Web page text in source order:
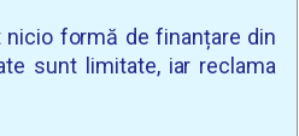
nicio formă de finanțare din
sunt limitate, iar reclama